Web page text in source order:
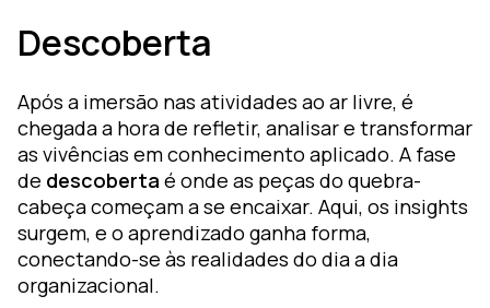
Descoberta
Após a imersão nas atividades ao ar livre, é
chegada a hora de refletir, analisar e transformar
as vivências em conhecimento aplicado. A fase
de descoberta é onde as peças do quebra-
cabeça começam a se encaixar. Aqui, os insights
surgem, e o aprendizado ganha forma,
conectando-se às realidades do dia a dia
organizacional.